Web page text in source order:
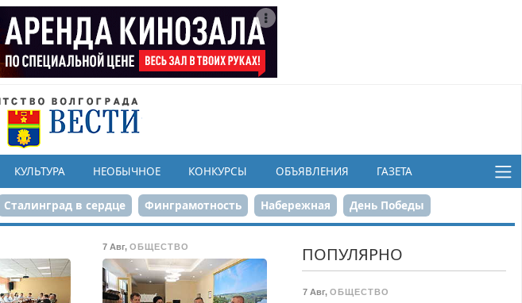
КУЛЬТУРА НЕОБЫЧНОЕ КОНКУРСЫ ОБЪЯВЛЕНИЯ ГАЗЕТА
Сталинград в сердце Финграмотность Набережная День Победы
Парк Героев-летчиков
7 Авг, ОБЩЕСТВО ПОПУЛЯРНО
7 Авг, ОБЩЕСТВО